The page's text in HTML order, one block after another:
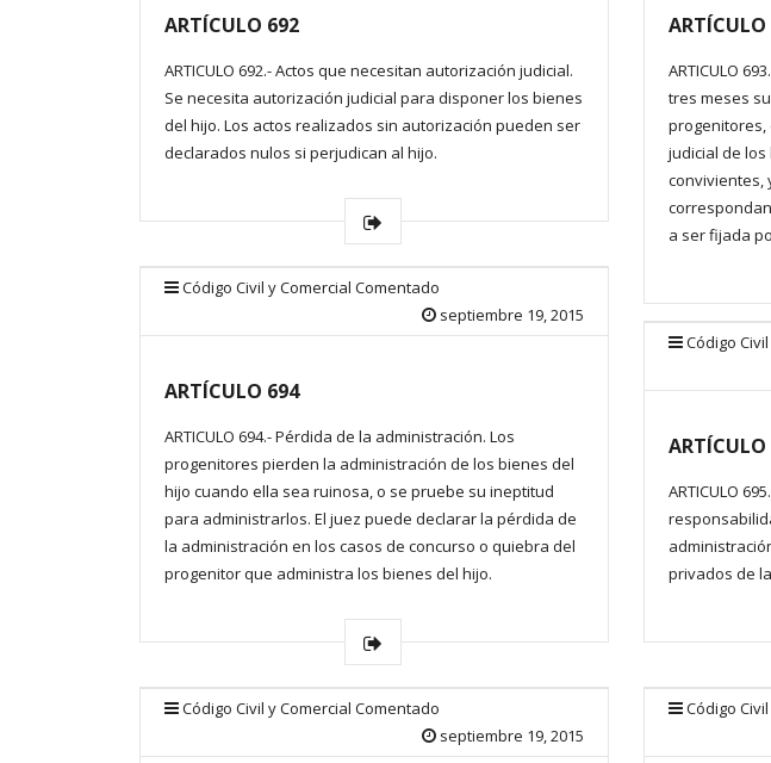
ARTÍCULO 692
ARTICULO 692.- Actos que necesitan autorización judicial.
Se necesita autorización judicial para disponer los bienes
del hijo. Los actos realizados sin autorización pueden ser
declarados nulos si perjudican al hijo.
ARTÍCULO
ARTICULO
tres meses
progenitores,
judicial de
convivientes,
a ser fijada
Código Civil y Comercial Comentado
septiembre 19, 2015
ARTÍCULO 694
ARTICULO 694.- Pérdida de la administración. Los
progenitores pierden la administración de los bienes del
hijo cuando ella sea ruinosa, o se pruebe su ineptitud
para administrarlos. El juez puede declarar la pérdida de
la administración en los casos de concurso o quiebra del
progenitor que administra los bienes del hijo.
Código
ARTÍCULO
ARTICULO
privados de
Código Civil y Comercial Comentado
septiembre 19, 2015
Código